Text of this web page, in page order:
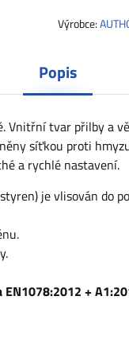
Výrobce:
Popis
Vnitřní tvar přilby a
síťkou proti
a rychlé nastavení.
je vlisován do
EN1078:2012 +